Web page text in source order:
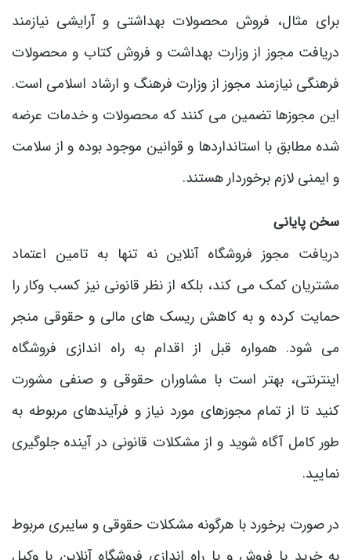
برای مثال، فروش محصولات بهداشتی و آرایشی نیازمند
دریافت مجوز از وزارت بهداشت و فروش کتاب و محصولات
فرهنگی نیازمند مجوز از وزارت فرهنگ و ارشاد اسلامی است.
این مجوزها تضمین می‌ کنند که محصولات و خدمات عرضه
شده مطابق با استانداردها و قوانین موجود بوده و از سلامت
و ایمنی لازم برخوردار هستند.
سخن پایانی
دریافت مجوز فروشگاه آنلاین نه تنها به تامین اعتماد
مشتریان کمک می‌ کند، بلکه از نظر قانونی نیز کسب ‌وکار را
حمایت کرده و به کاهش ریسک ‌های مالی و حقوقی منجر
می‌ شود. همواره قبل از اقدام به راه ‌اندازی فروشگاه
اینترنتی، بهتر است با مشاوران حقوقی و صنفی مشورت
کنید تا از تمام مجوزهای مورد نیاز و فرآیندهای مربوطه به
‌طور کامل آگاه شوید و از مشکلات قانونی در آینده جلوگیری
نمایید.
در صورت برخورد با هرگونه مشکلات حقوقی و سایبری مربوط